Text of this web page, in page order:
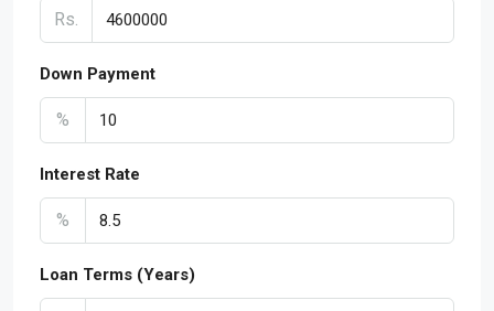
Rs.
Down Payment
%
Interest Rate
%
Loan Terms (Years)